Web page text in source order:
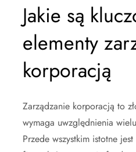
Jakie są
elementy
korporacją
Zarządzanie korporacją to
wymaga uwzględnienia
Przede wszystkim istotne